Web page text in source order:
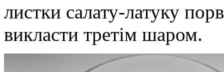
листки салату-латуку
викласти третім шаром.